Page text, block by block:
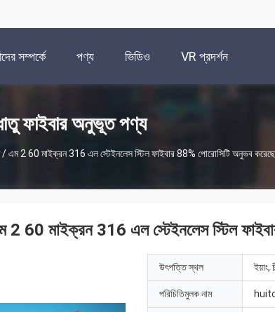
সম্পর্কে পণ্য ভিডিও VR প্রদর্শন
ধাতু ফাইবার অনুভূত পণ্য
/ এম 2 60 মাইক্রন 316 এল স্টেইনলেস স্টিল ফাইবার 88% পোরোসিটি অনুভব করেছে
2 60 মাইক্রন 316 এল স্টেইনলেস স্টিল
উৎপত্তি স্থল ইয়াং,
পরিচিতিমুলক নাম